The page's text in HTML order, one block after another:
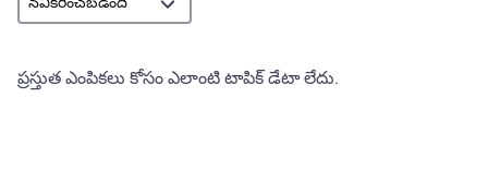
ప్రస్తుత ఎంపికలు కోసం ఎలాంటి టాపిక్ డేటా లేదు.